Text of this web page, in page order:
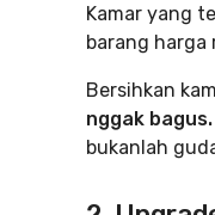
Kamar yang
barang harga
Bersihkan
nggak bagus.
bukanlah